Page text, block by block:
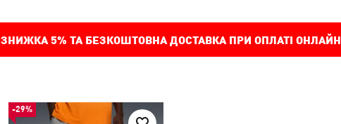
ЗНИЖКА 5% ТА БЕЗКОШТОВНА ДОСТАВКА ПРИ ОПЛАТІ ОНЛАЙН
-29%